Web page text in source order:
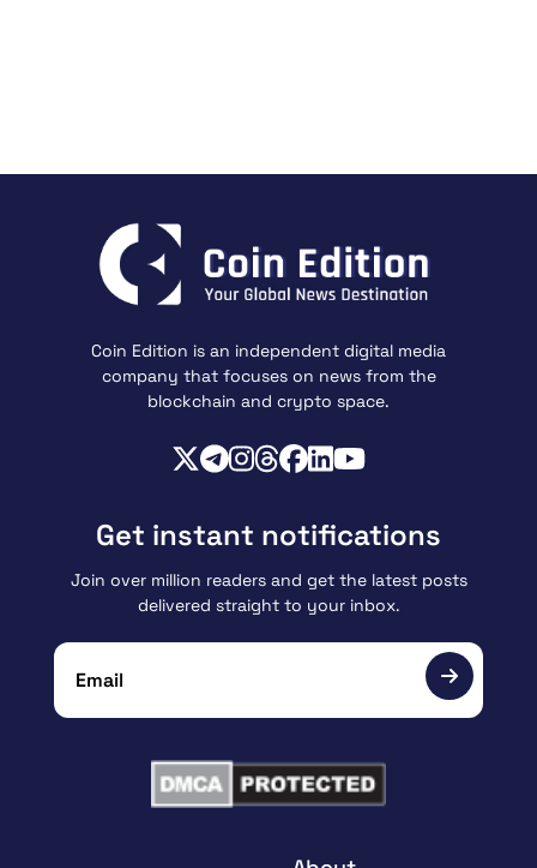
Coin Edition is an independent digital media
company that focuses on news from the
blockchain and crypto space.
Get instant notifications
Join over million readers and get the latest posts
delivered straight to your inbox.